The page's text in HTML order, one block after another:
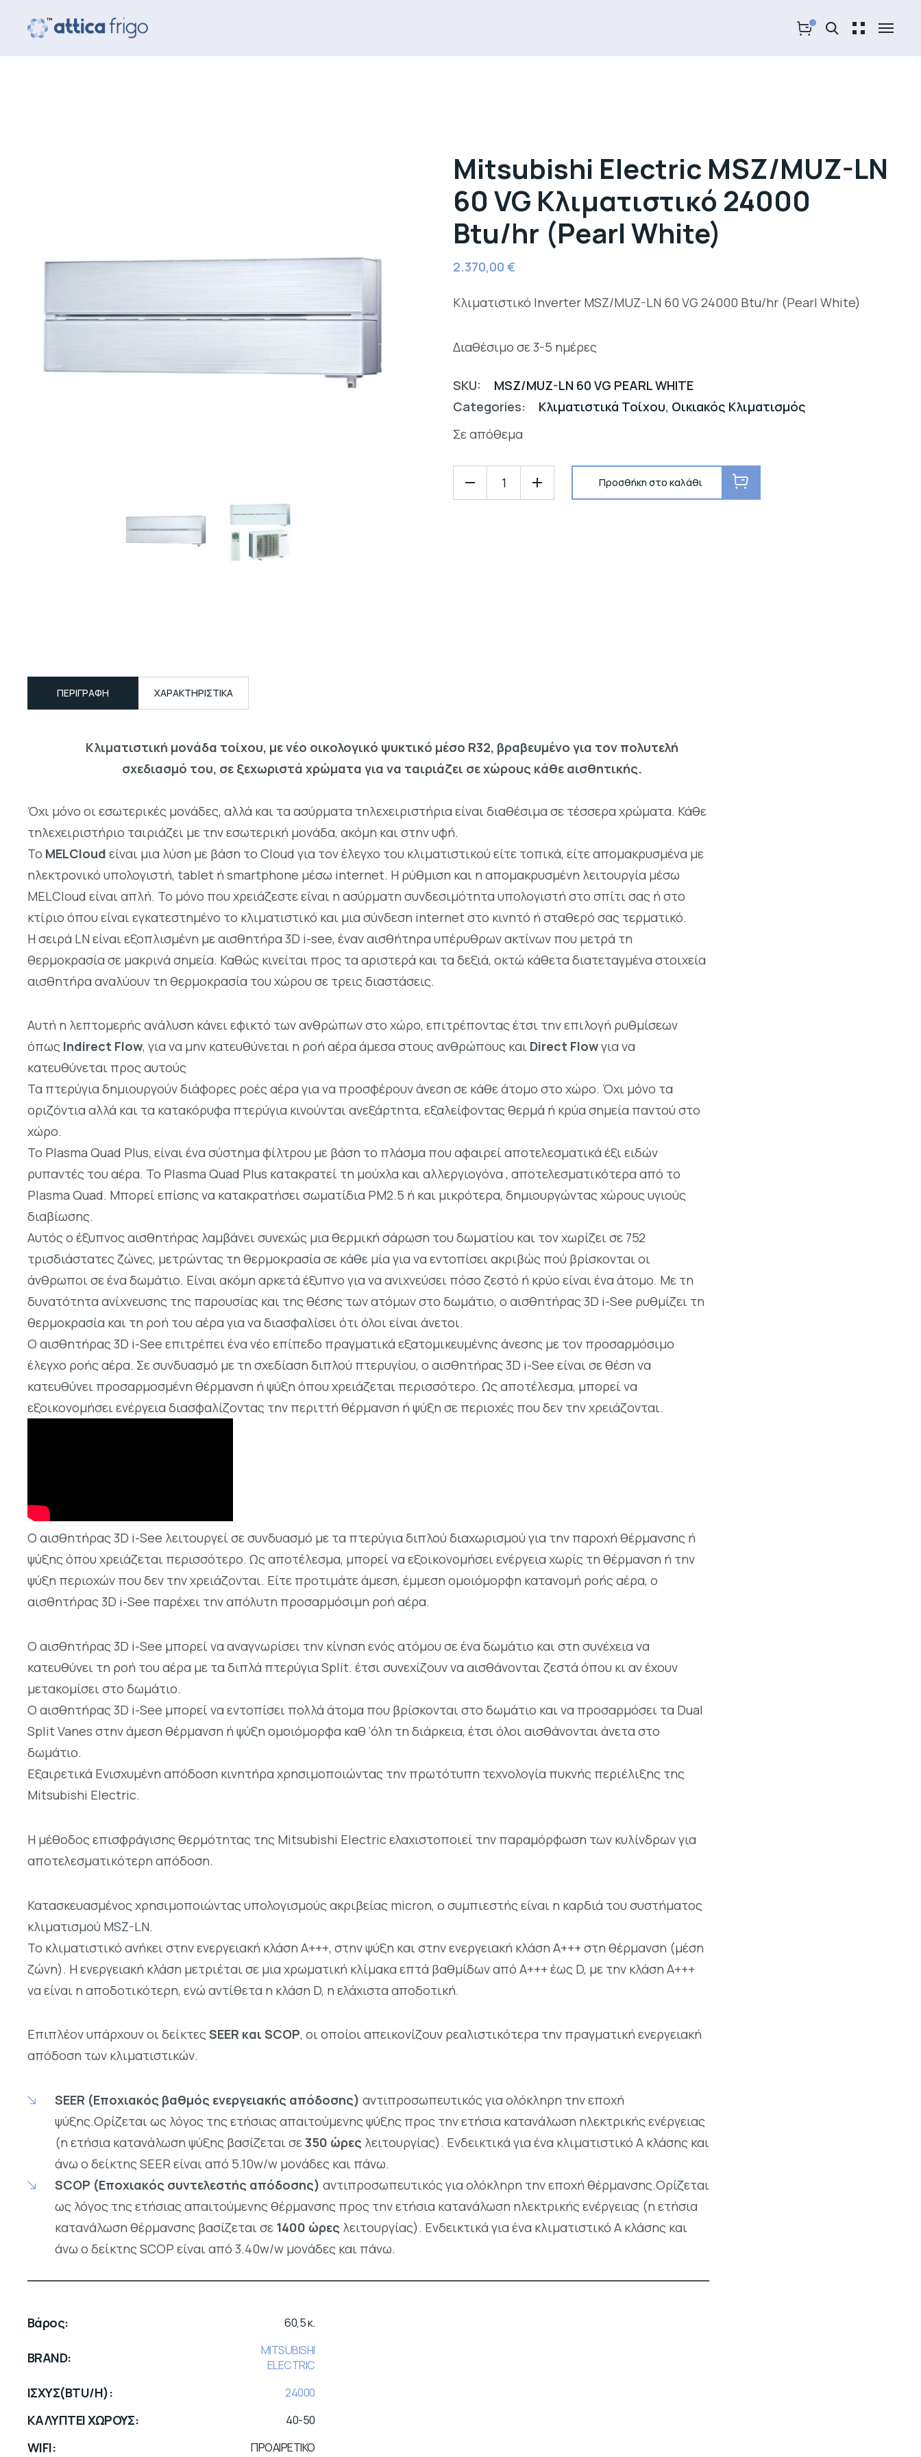
Mitsubishi Electric MSZ/MUZ-LN
60 VG Κλιματιστικό 24000
Btu/hr (Pearl White)
2.370,00€
Κλιματιστικό Inverter MSZ/MUZ-LN 60 VG 24000 Btu/hr (Pearl White)
Διαθέσιμο σε 3-5 ημέρες
SKU:
MSZ/MUZ-LN 60 VG PEARL WHITE
Categories:
Κλιματιστικά Τοίχου, Οικιακός Κλιματισμός
Σε απόθεμα
Προσθήκη στο καλάθι
ΠΕΡΙΓΡΑΦΉ ΧΑΡΑΚΤΗΡΙΣΤΙΚΑ
Κλιματιστική μονάδα τοίχου, με νέο οικολογικό ψυκτικό μέσο R32, βραβευμένο για τον πολυτελή
σχεδιασμό του, σε ξεχωριστά χρώματα για να ταιριάζει σε χώρους κάθε αισθητικής.
Όχι μόνο οι εσωτερικές μονάδες, αλλά και τα ασύρματα τηλεχειριστήρια είναι διαθέσιμα σε τέσσερα χρώματα. Κάθε
τηλεχειριστήριο ταιριάζει με την εσωτερική μονάδα, ακόμη και στην υφή.
Το ΜELCloud είναι μια λύση με βάση το Cloud για τον έλεγχο του κλιματιστικού είτε τοπικά, είτε απομακρυσμένα με
ηλεκτρονικό υπολογιστή, tablet ή smartphone μέσω internet. Η ρύθμιση και η απομακρυσμένη λειτουργία μέσω
MELCloud είναι απλή. Το μόνο που χρειάζεστε είναι η ασύρματη συνδεσιμότητα υπολογιστή στο σπίτι σας ή στο
κτίριο όπου είναι εγκατεστημένο το κλιματιστικό και μια σύνδεση internet στο κινητό ή σταθερό σας τερματικό.
Η σειρά LN είναι εξοπλισμένη με αισθητήρα 3D i-see, έναν αισθήτηρα υπέρυθρων ακτίνων που μετρά τη
θερμοκρασία σε μακρινά σημεία. Καθώς κινείται προς τα αριστερά και τα δεξιά, οκτώ κάθετα διατεταγμένα στοιχεία
αισθητήρα αναλύουν τη θερμοκρασία του χώρου σε τρεις διαστάσεις.
Αυτή η λεπτομερής ανάλυση κάνει εφικτό των ανθρώπων στο χώρο, επιτρέποντας έτσι την επιλογή ρυθμίσεων
όπως Indirect Flow, για να μην κατευθύνεται η ροή αέρα άμεσα στους ανθρώπους και Direct Flowγια να
κατευθύνεται προς αυτούς
Τα πτερύγια δημιουργούν διάφορες ροές αέρα για να προσφέρουν άνεση σε κάθε άτομο στο χώρο. Όχι μόνο τα
οριζόντια αλλά και τα κατακόρυφα πτερύγια κινούνται ανεξάρτητα, εξαλείφοντας θερμά ή κρύα σημεία παντού στο
χώρο.
Το Plasma Quad Plus, είναι ένα σύστημα φίλτρου με βάση το πλάσμα που αφαιρεί αποτελεσματικά έξι ειδών
ρυπαντές του αέρα. To Plasma Quad Plus κατακρατεί τη μούχλα και αλλεργιογόνα , αποτελεσματικότερα από το
Plasma Quad. Μπορεί επίσης να κατακρατήσει σωματίδια PM2.5 ή και μικρότερα, δημιουργώντας χώρους υγιούς
διαβίωσης.
Αυτός ο έξυπνος αισθητήρας λαμβάνει συνεχώς μια θερμική σάρωση του δωματίου και τον χωρίζει σε 752
τρισδιάστατες ζώνες, μετρώντας τη θερμοκρασία σε κάθε μία για να εντοπίσει ακριβώς πού βρίσκονται οι
άνθρωποι σε ένα δωμάτιο. Είναι ακόμη αρκετά έξυπνο για να ανιχνεύσει πόσο ζεστό ή κρύο είναι ένα άτομο. Με τη
δυνατότητα ανίχνευσης της παρουσίας και της θέσης των ατόμων στο δωμάτιο, ο αισθητήρας 3D i-See ρυθμίζει τη
θερμοκρασία και τη ροή του αέρα για να διασφαλίσει ότι όλοι είναι άνετοι.
Ο αισθητήρας 3D i-See επιτρέπει ένα νέο επίπεδο πραγματικά εξατομικευμένης άνεσης με τον προσαρμόσιμο
έλεγχο ροής αέρα. Σε συνδυασμό με τη σχεδίαση διπλού πτερυγίου, ο αισθητήρας 3D i-See είναι σε θέση να
κατευθύνει προσαρμοσμένη θέρμανση ή ψύξη όπου χρειάζεται περισσότερο. Ως αποτέλεσμα, μπορεί να
εξοικονομήσει ενέργεια διασφαλίζοντας την περιττή θέρμανση ή ψύξη σε περιοχές που δεν την χρειάζονται.
Ο αισθητήρας 3D i-See λειτουργεί σε συνδυασμό με τα πτερύγια διπλού διαχωρισμού για την παροχή θέρμανσης ή
ψύξης όπου χρειάζεται περισσότερο. Ως αποτέλεσμα, μπορεί να εξοικονομήσει ενέργεια χωρίς τη θέρμανση ή την
ψύξη περιοχών που δεν την χρειάζονται. Είτε προτιμάτε άμεση, έμμεση ομοιόμορφη κατανομή ροής αέρα, ο
αισθητήρας 3D i-See παρέχει την απόλυτη προσαρμόσιμη ροή αέρα.
Ο αισθητήρας 3D i-See μπορεί να αναγνωρίσει την κίνηση ενός ατόμου σε ένα δωμάτιο και στη συνέχεια να
κατευθύνει τη ροή του αέρα με τα διπλά πτερύγια Split. έτσι συνεχίζουν να αισθάνονται ζεστά όπου κι αν έχουν
μετακομίσει στο δωμάτιο.
Ο αισθητήρας 3D i-See μπορεί να εντοπίσει πολλά άτομα που βρίσκονται στο δωμάτιο και να προσαρμόσει τα Dual
Split Vanes στην άμεση θέρμανση ή ψύξη ομοιόμορφα καθ ‘όλη τη διάρκεια, έτσι όλοι αισθάνονται άνετα στο
δωμάτιο.
Εξαιρετικά Ενισχυμένη απόδοση κινητήρα χρησιμοποιώντας την πρωτότυπη τεχνολογία πυκνής περιέλιξης της
Mitsubishi Electric.
Η μέθοδος επισφράγισης θερμότητας της Mitsubishi Electric ελαχιστοποιεί την παραμόρφωση των κυλίνδρων για
αποτελεσματικότερη απόδοση.
Κατασκευασμένος χρησιμοποιώντας υπολογισμούς ακριβείας micron, ο συμπιεστής είναι η καρδιά του συστήματος
κλιματισμού MSZ-LN.
Το κλιματιστικό ανήκει στην ενεργειακή κλάση A+++, στην ψύξη και στην ενεργειακή κλάση A+++ στη θέρμανση (μέση
ζώνη). Η ενεργειακή κλάση μετριέται σε μια χρωματική κλίμακα επτά βαθμίδων από Α+++ έως D, με την κλάση Α+++
να είναι η αποδοτικότερη, ενώ αντίθετα η κλάση D, η ελάχιστα αποδοτική.
Επιπλέον υπάρχουν οι δείκτεςSEER και SCOP, οι οποίοι απεικονίζουν ρεαλιστικότερα την πραγματική ενεργειακή
απόδοση των κλιματιστικών.
SEER (Εποχιακός βαθμός ενεργειακής απόδοσης) αντιπροσωπευτικός για ολόκληρη την εποχή
ψύξης.Ορίζεται ως λόγος της ετήσιας απαιτούμενης ψύξης προς την ετήσια κατανάλωση ηλεκτρικής ενέργειας
(η ετήσια κατανάλωση ψύξης βασίζεται σε350 ώρες λειτουργίας). Ενδεικτικά για ένα κλιματιστικό Α κλάσης και
άνω ο δείκτης SEER είναι από 5.10w/w μονάδες και πάνω.
SCOP (Εποχιακός συντελεστής απόδοσης) αντιπροσωπευτικός για ολόκληρη την εποχή θέρμανσης.Ορίζεται
ως λόγος της ετήσιας απαιτούμενης θέρμανσης προς την ετήσια κατανάλωση ηλεκτρικής ενέργειας (η ετήσια
κατανάλωση θέρμανσης βασίζεται σε 1400 ώρες λειτουργίας). Ενδεικτικά για ένα κλιματιστικό Α κλάσης και
άνω ο δείκτης SCOP είναι από 3.40w/w μονάδες και πάνω.
Βάρος 60,5 κ.
BRAND
MITSUBISHI
ELECTRIC
ΙΣΧΥΣ(BTU/H) 24000
ΚΑΛΥΠΤΕΙ ΧΩΡΟΥΣ 40-50
WIFI ΠΡΟΑΙΡΕΤΙΚΟ